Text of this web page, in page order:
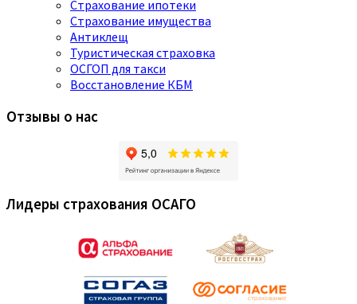
Страхование ипотеки
Страхование имущества
Антиклещ
Туристическая страховка
ОСГОП для такси
Восстановление КБМ
Отзывы о нас
Лидеры страхования ОСАГО